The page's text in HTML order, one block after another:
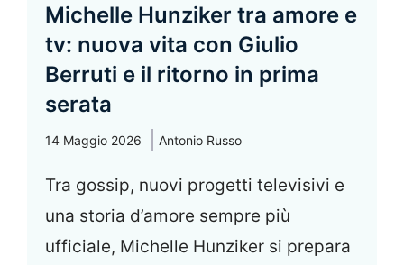
Michelle Hunziker tra amore e
tv: nuova vita con Giulio
Berruti e il ritorno in prima
serata
14 Maggio 2026 Antonio Russo
Tra gossip, nuovi progetti televisivi e
una storia d’amore sempre più
ufficiale, Michelle Hunziker si prepara